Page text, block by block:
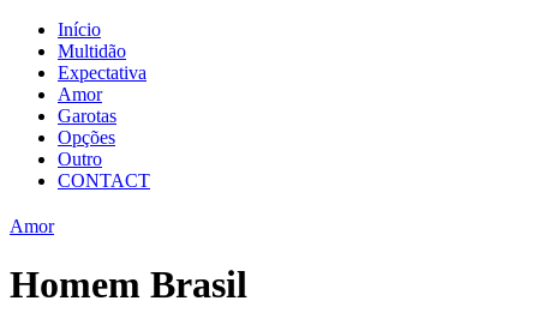
Início
Multidão
Expectativa
Amor
Garotas
Opções
Outro
CONTACT
Amor
Homem Brasil